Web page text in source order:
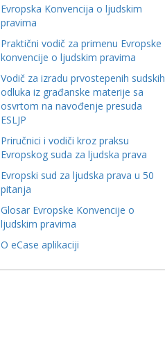
Evropska Konvencija o ljudskim
pravima
Praktični vodič za primenu Evropske
konvencije o ljudskim pravima
Vodič za izradu prvostepenih sudskih
odluka iz građanske materije sa
osvrtom na navođenje presuda
ESLJP
Priručnici i vodiči kroz praksu
Evropskog suda za ljudska prava
Evropski sud za ljudska prava u 50
pitanja
Glosar Evropske Konvencije o
ljudskim pravima
O eCase aplikaciji